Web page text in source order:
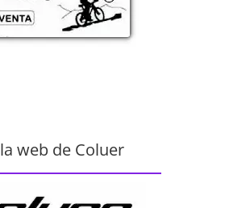
web de Coluer